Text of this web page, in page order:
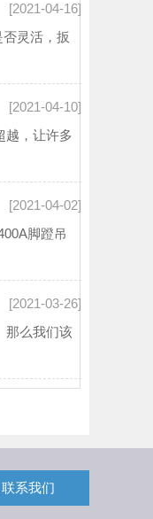
[2021-04-16]
灵活，扳
[2021-04-10]
，让许多
[2021-04-02]
脚蹬吊
[2021-03-26]
那么我们该
联系我们